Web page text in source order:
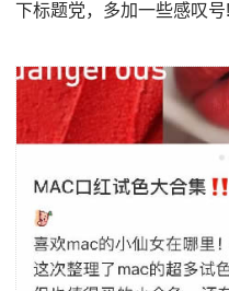
下标题党，多加一些感叹号